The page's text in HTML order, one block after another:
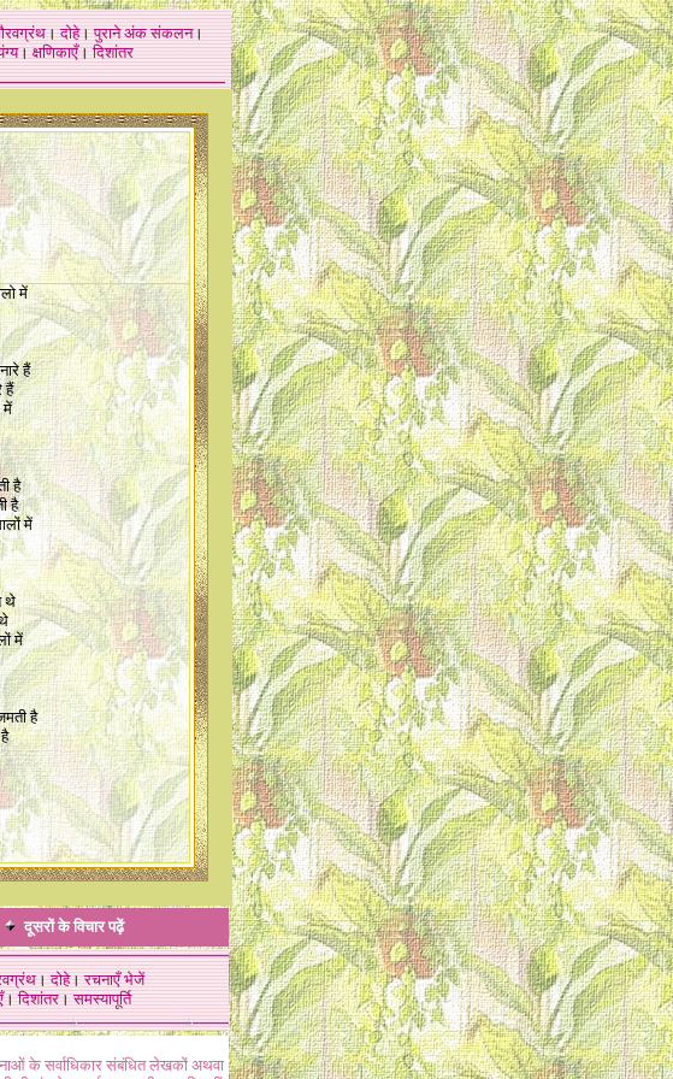
।दोहे।पुराने अंक संकलन।
।क्षणिकाएँ।दिशांतर
में
हैं
हैं
में
है
है
में
थे
में
है
दूसरों के विचारपढ़ें
।दोहे।रचनाएँ भेजें
। दिशांतर। समस्यापूर्ति
के सर्वाधिकार संबंधित लेखकों अथवा